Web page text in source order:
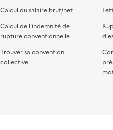
Calcul du salaire brut/net
Calcul de l'indemnité de
rupture conventionnelle
Trouver sa convention
collective